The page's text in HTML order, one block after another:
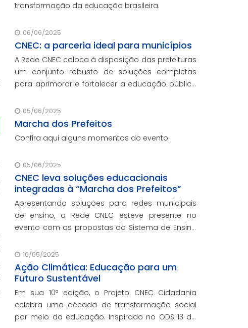
transformação da educação brasileira.
06/06/2025
CNEC: a parceria ideal para municípios
A Rede CNEC coloca à disposição das prefeituras
um conjunto robusto de soluções completas
para aprimorar e fortalecer a educação pública
Mesmo para os municípios que não
participaram da Marcha dos Prefeito
05/06/2025
Marcha dos Prefeitos
Confira aqui alguns momentos do evento.
05/06/2025
CNEC leva soluções educacionais
integradas à “Marcha dos Prefeitos”
Apresentando soluções para redes municipais
de ensino, a Rede CNEC esteve presente no
evento com as propostas do Sistema de Ensino
docente, serviços de gestão escolar e parcerias
com prefeituras durante ev
16/05/2025
Ação Climática: Educação para um
Futuro Sustentável
Em sua 10ª edição, o Projeto CNEC Cidadania
celebra uma década de transformação social
por meio da educação. Inspirado no ODS 13 da